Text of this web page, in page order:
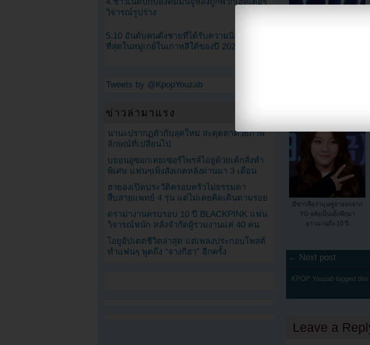
มีข่าวลือว่ามุนซูอาออกจาก
YG หลังเป็นเด็กฝึกมา
ยาวนานถึง 10 ปี
← Next post
KPOP Youzab tagged
Leave a
วิจารณ์รูปร่าง
5.10 อันดับคนดังชายที่ได้รับความนิยมมาก
ที่สุดในหมู่เกย์ในเกาหลีใต้ของปี 2023
Tweets by @KpopYouzab
ข่าวล่ามาแรง
นานะปรากฏตัวกับลุคใหม่ สะดุดตาด้วยภาพ
ลักษณ์ที่เปลี่ยนไป
บยอนอูซอกเคยเซอร์ไพรส์ไอยูด้วยเค้กสั่งทำ
พิเศษ แฟนๆเพิ่งสังเกตหลังผ่านมา 3 เดือน
ฮายองเปิดประวัติครอบครัวไม่ธรรมดา
สืบสายแพทย์ 4 รุ่น แต่ไม่เคยคิดเดินตามรอย
ดราม่างานครบรอบ 10 ปี BLACKPINK แฟน
วิจารณ์หนัก หลังจำกัดผู้ร่วมงานแค่ 40 คน
ไอยูอัปเดตชีวิตล่าสุด แต่เพลงประกอบโพสต์
ทำแฟนๆ พูดถึง “จางกีฮา” อีกครั้ง